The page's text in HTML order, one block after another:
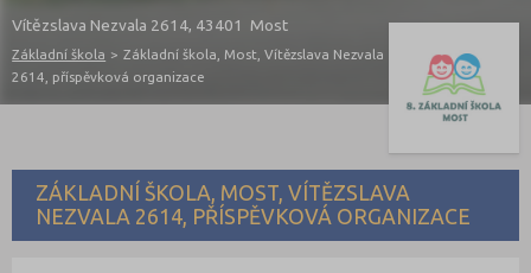
Vítězslava Nezvala 2614, 43401 Most
Základní škola > Základní škola, Most, Vítězslava Nezvala
2614, příspěvková organizace
ZÁKLADNÍ ŠKOLA, MOST, VÍTĚZSLAVA
NEZVALA 2614, PŘÍSPĚVKOVÁ ORGANIZACE